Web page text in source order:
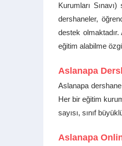
Kurumları
dershaneler,
destek
eğitim alabilme
Aslanapa
Aslanapa
Her bir eğitim
sayısı, sınıf
Aslanapa